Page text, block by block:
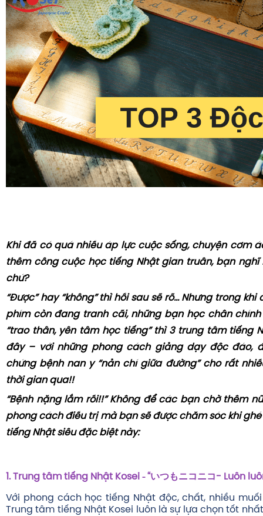
Khi đã có quá nhiều áp lực cuộc sống, chuyệncơm
thêm công cuộchọc tiếng Nhậtgian truân, bạnnghĩ
chứ?
“Được” hay “không” thì hồi sau sẽ rõ... Nhưng trong
phím còn đang tranh cãi, những bạn học chân
“trao thân, yên tâm học tiếng” thì 3 trung tâm tiếng
đây – với những phong cách giảng dạy độc đáo,
chứng bệnh nan y “nản chí giữa đường” cho rất
thời gian qua!!
“Bệnh nặng lắm rồi!!” Không để các bạn chờ thêm
phong cách điều trị mà bạn sẽ được chăm sóc khi
tiếng Nhật siêu đặc biệt này:
1.Trung tâm tiếng Nhật Kosei - “いつもニコニコ- Luôn
Với phong cách học tiếng Nhật độc, chất, nhiều
Trung tâm tiếng Nhật Kosei luôn là sự lựa chọn tốt